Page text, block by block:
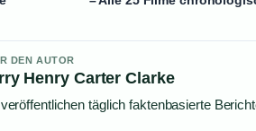
DEN AUTOR
Henry Carter Clarke
täglich faktenbasierte